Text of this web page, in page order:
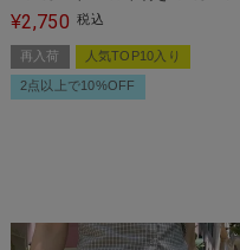
¥2,750 税込
再入荷 人気TOP10入り
2点以上で10%OFF